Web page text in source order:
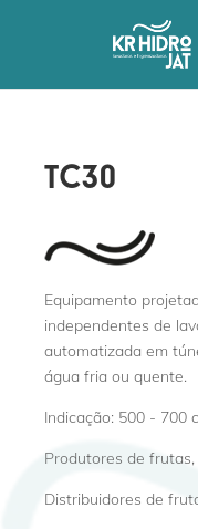
tc30
Equipamento
independentes de
automatizada em
água fria ou quente.
Indicação: 500 - 700
Produtores de
Distribuidores de